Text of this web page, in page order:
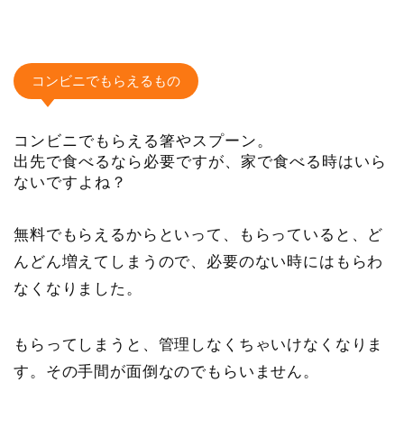
コンビニでもらえるもの
コンビニでもらえる箸やスプーン。
出先で食べるなら必要ですが、家で食べる時はいら
ないですよね？
無料でもらえるからといって、もらっていると、ど
んどん増えてしまうので、必要のない時にはもらわ
なくなりました。
もらってしまうと、管理しなくちゃいけなくなりま
す。その手間が面倒なのでもらいません。